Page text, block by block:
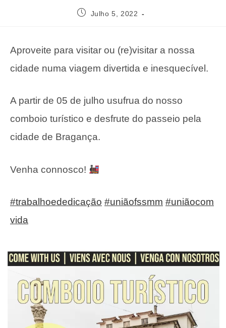
Julho 5, 2022
Aproveite para visitar ou (re)visitar a nossa
cidade numa viagem divertida e inesquecível.
A partir de 05 de julho usufrua do nosso
comboio turístico e desfrute do passeio pela
cidade de Bragança.
Venha connosco!
#trabalhoededicação #uniãofssmm #uniãocom
vida